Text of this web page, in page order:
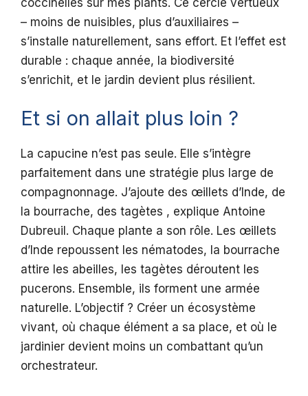
– moins de nuisibles, plus d’auxiliaires –
s’installe naturellement, sans effort. Et l’effet est
durable : chaque année, la biodiversité
s’enrichit, et le jardin devient plus résilient.
Et si on allait plus loin ?
La capucine n’est pas seule. Elle s’intègre
parfaitement dans une stratégie plus large de
compagnonnage. J’ajoute des œillets d’Inde, de
la bourrache, des tagètes , explique Antoine
Dubreuil. Chaque plante a son rôle. Les œillets
d’Inde repoussent les nématodes, la bourrache
attire les abeilles, les tagètes déroutent les
pucerons. Ensemble, ils forment une armée
naturelle. L’objectif ? Créer un écosystème
vivant, où chaque élément a sa place, et où le
jardinier devient moins un combattant qu’un
orchestrateur.